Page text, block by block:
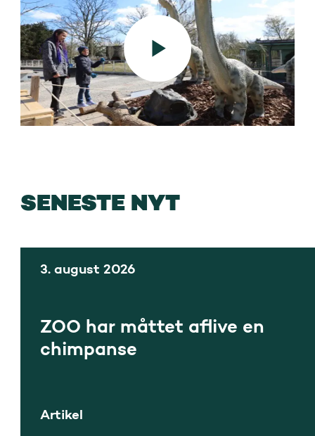
SENESTE NYT
3. august 2026
ZOO har måttet aflive en
chimpanse
Artikel